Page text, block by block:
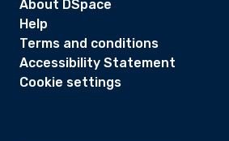
About DSpace
Help
Terms and conditions
Accessibility Statement
Cookie settings